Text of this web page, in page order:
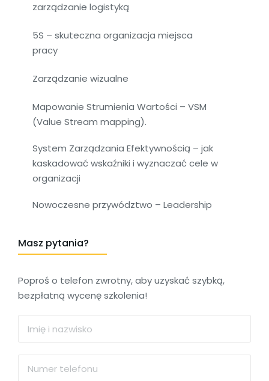
zarządzanie logistyką
5S – skuteczna organizacja miejsca
pracy
Zarządzanie wizualne
Mapowanie Strumienia Wartości – VSM
(Value Stream mapping).
System Zarządzania Efektywnością – jak
kaskadować wskaźniki i wyznaczać cele w
organizacji
Nowoczesne przywództwo – Leadership
Masz pytania?
Poproś o telefon zwrotny, aby uzyskać szybką,
bezpłatną wycenę szkolenia!